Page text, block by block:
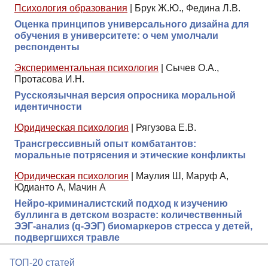
Психология образования
Брук Ж.Ю., Федина Л.В.
Оценка принципов универсального дизайна для
обучения в университете: о чем умолчали
респонденты
Экспериментальная психология
Сычев О.А.,
Протасова И.Н.
Русскоязычная версия опросника моральной
идентичности
Юридическая психология
Рягузова Е.В.
Трансгрессивный опыт комбатантов:
моральные потрясения и этические конфликты
Юридическая психология
Маулия Ш, Маруф А,
Юдианто А, Мачин А
Нейро-криминалистский подход к изучению
буллинга в детском возрасте: количественный
ЭЭГ-анализ (q-ЭЭГ) биомаркеров стресса у детей,
подвергшихся травле
ТОП-20 статей